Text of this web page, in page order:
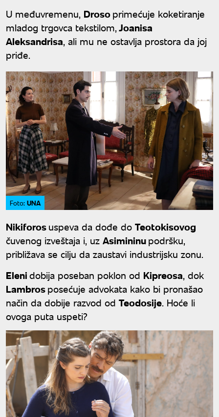
U međuvremenu, Drosoprimećuje koketiranje
mladog trgovca tekstilom,Joanisa
Aleksandrisa, ali mu ne ostavlja prostora da joj
priđe.
Foto: UNA
Nikiforosuspeva da dođe do Teotokisovog
čuvenog izveštaja i, uz Asimininupodršku,
približava se cilju da zaustavi industrijsku zonu.
Elenidobija poseban poklon od Kipreosa, dok
Lambrosposećuje advokata kako bi pronašao
način da dobije razvod od Teodosije. Hoće li
ovoga puta uspeti?